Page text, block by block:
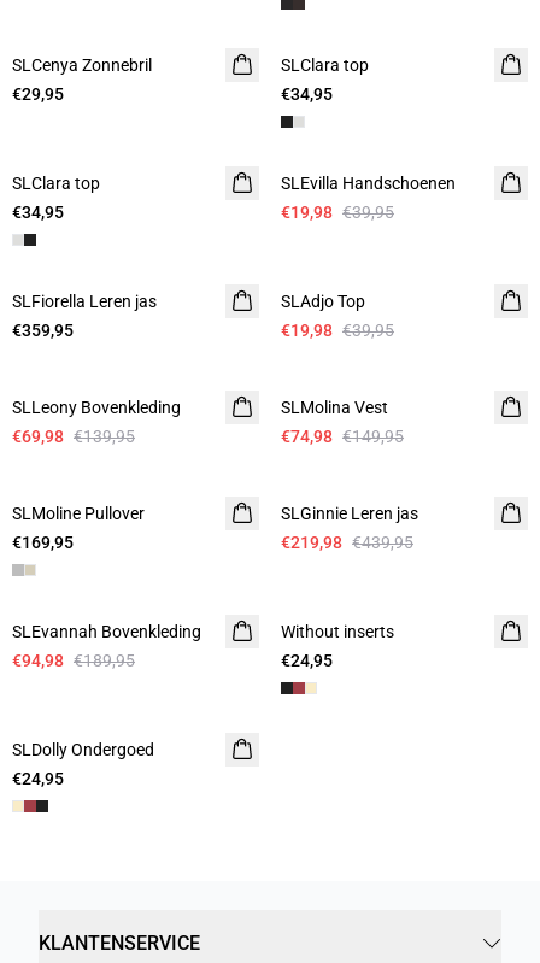
SLCenya Zonnebril
€29,95
2 voor €50
SLClara top
€34,95
2 voor €50
SLClara top
€34,95
-50%
SLEvilla Handschoenen
€19,98 €39,95
SLFiorella Leren jas
€359,95
SLAdjo Top
€19,98 €39,95
SLLeony Bovenkleding
€69,98 €139,95
SLMolina Vest
€74,98 €149,95
SLMoline Pullover
€169,95
SLGinnie Leren jas
€219,98 €439,95
-50%
SLEvannah Bovenkleding
€94,98 €189,95
Without inserts
€24,95
SLDolly Ondergoed
€24,95
KLANTENSERVICE